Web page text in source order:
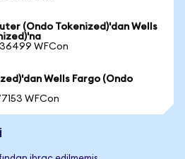
(Ondo Tokenized)'dan Wells
WFCon
Wells Fargo (Ondo
WFCon